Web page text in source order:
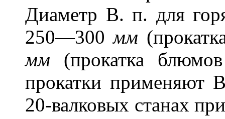
Диаметр В. п. для
250—300мм
мм (прокатка
прокатки
20-валковых станах